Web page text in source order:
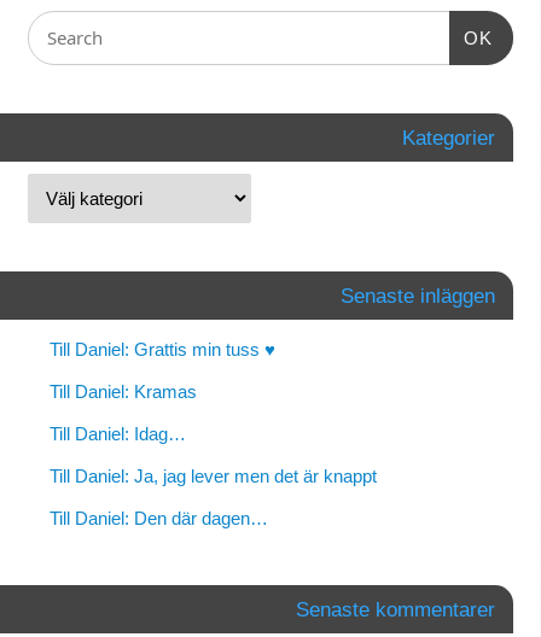
OK
Kategorier
Senaste inläggen
Till Daniel: Grattis min tuss ♥
Till Daniel: Kramas
Till Daniel: Idag…
Till Daniel: Ja, jag lever men det är knappt
Till Daniel: Den där dagen…
Senaste kommentarer